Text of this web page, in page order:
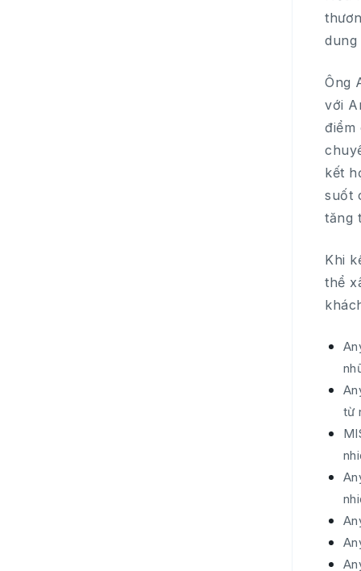
Ông
với
điểm
kết
suốt
tăng
Khi
thể
từ